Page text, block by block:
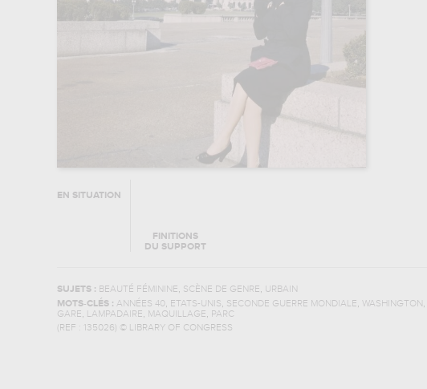
EN SITUATION
FINITIONS
DU SUPPORT
SUJETS : BEAUTÉ FÉMININE, SCÈNE DE GENRE, URBAIN
MOTS-CLÉS : ANNÉES 40, ETATS-UNIS, SECONDE GUERRE MONDIALE, WASHINGTON,
GARE, LAMPADAIRE, MAQUILLAGE, PARC
(REF :
135026) © LIBRARY OF CONGRESS